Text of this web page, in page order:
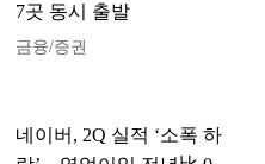
7곳 동시 출발
금융/증권
네이버, 2Q 실적 ‘소폭 하